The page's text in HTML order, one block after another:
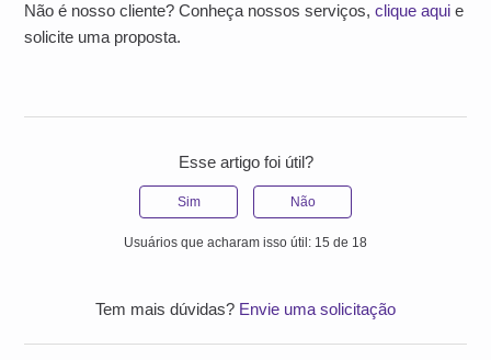
Não é nosso cliente? Conheça nossos serviços,clique aqui e
solicite uma proposta.
Esse artigo foi útil?
Sim Não
Usuários que acharam isso útil: 15 de 18
Tem mais dúvidas? Envie uma solicitação